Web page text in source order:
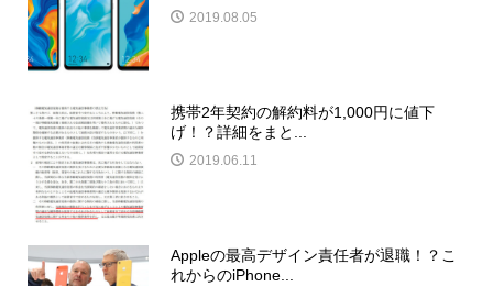
2019.08.05
携帯2年契約の解約料が1,000円に値下
げ！？詳細をまと...
2019.06.11
Appleの最高デザイン責任者が退職！？こ
れからのiPhone...